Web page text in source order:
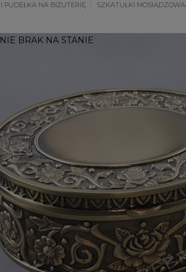
PUDEŁKA NA BIŻUTERIĘ SZKATUŁKI
BRAK NA STANIE